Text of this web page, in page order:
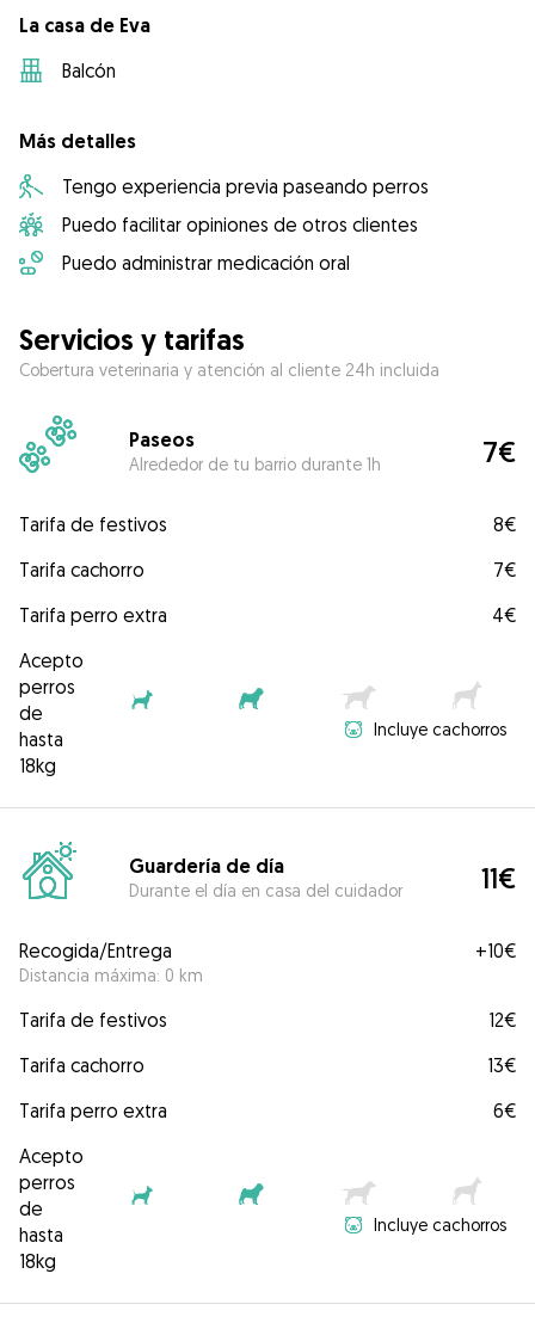
La casa de Eva
Balcón
Más detalles
Tengo experiencia previa paseando perros
Puedo facilitar opiniones de otros clientes
Puedo administrar medicación oral
Servicios y tarifas
Cobertura veterinaria y atención al cliente 24h incluida
Paseos
Alrededor de tu barrio durante 1h 7€
Tarifa de festivos
8€
Tarifa cachorro
7€
Tarifa perro extra
4€
Acepto
perros
de
hasta
18kg
Incluye cachorros
Guardería de día
Durante el día en casa del cuidador 11€
Recogida/Entrega
Distancia máxima: 0 km
+10€
Tarifa de festivos
12€
Tarifa cachorro
13€
Tarifa perro extra
6€
Acepto
perros
de
hasta
18kg
Incluye cachorros